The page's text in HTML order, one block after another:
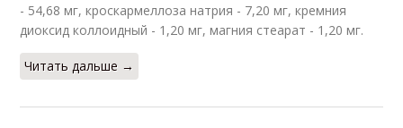
- 54,68 мг, кроскармеллоза натрия - 7,20 мг, кремния
диоксид коллоидный - 1,20 мг, магния стеарат - 1,20 мг.
Читать дальше →